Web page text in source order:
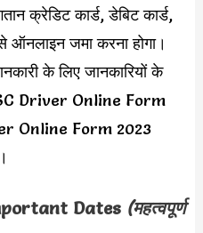
क्रेडिट कार्ड, डेबिट कार्ड,
ऑनलाइन जमा करना होगा।
के लिए जानकारियों के
Driver Online Form
Online Form 2023
Dates (महत्वपूर्ण